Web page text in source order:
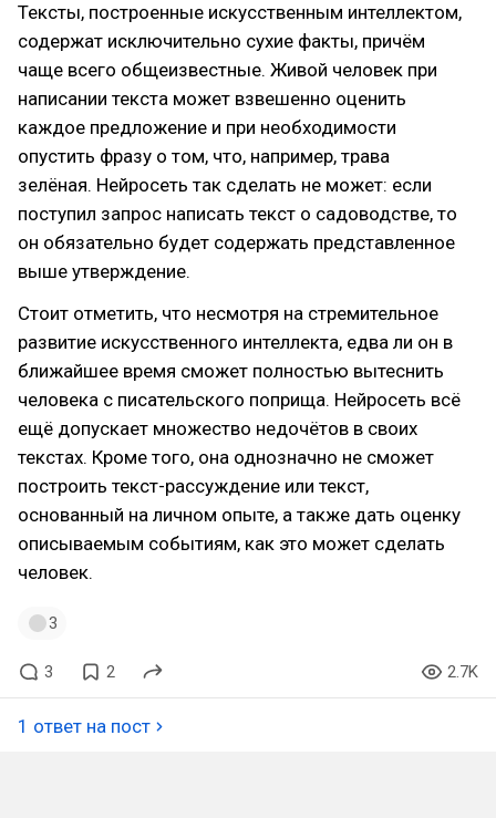
Тексты, построенные искусственным интеллектом,
содержат исключительно сухие факты, причём
чаще всего общеизвестные. Живой человек при
написании текста может взвешенно оценить
каждое предложение и при необходимости
опустить фразу о том, что, например, трава
зелёная. Нейросеть так сделать не может: если
поступил запрос написать текст о садоводстве, то
он обязательно будет содержать представленное
выше утверждение.
Стоит отметить, что несмотря на стремительное
развитие искусственного интеллекта, едва ли он в
ближайшее время сможет полностью вытеснить
человека с писательского поприща. Нейросеть всё
ещё допускает множество недочётов в своих
текстах. Кроме того, она однозначно не сможет
построить текст-рассуждение или текст,
основанный на личном опыте, а также дать оценку
описываемым событиям, как это может сделать
человек.
3
3 2 2.7K
1 ответ на пост